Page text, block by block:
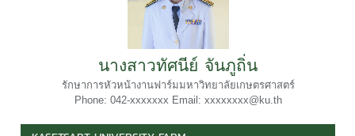
นางสาวทัศนีย์ จันภูถิ่น
รักษาการหัวหน้างานฟาร์มมหาวิทยาลัยเกษตรศาสตร์
Phone: 042-xxxxxxx Email: xxxxxxxx@ku.th